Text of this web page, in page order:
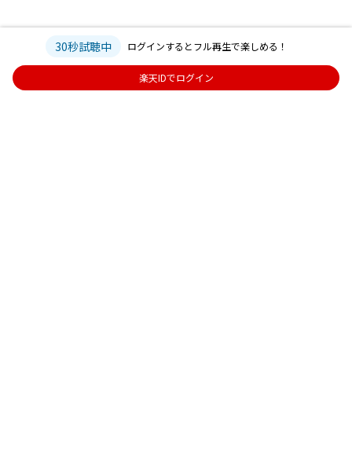
30秒試聴中 ログインするとフル再生で楽しめる！
楽天IDでログイン